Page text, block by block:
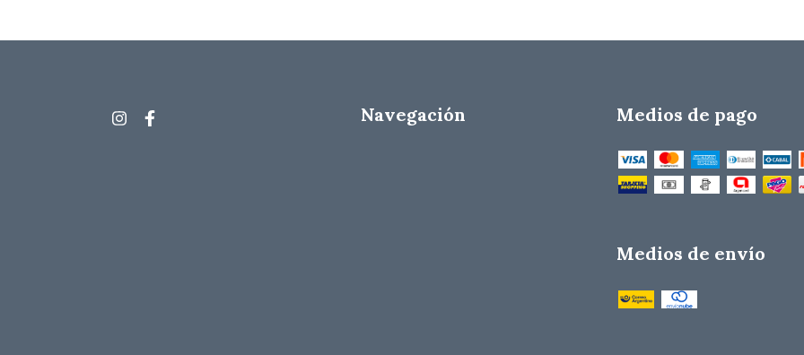
Navegación Medios de pago
Medios de envío